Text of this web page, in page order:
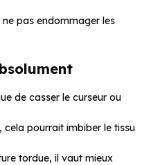
pas endommager les
de casser le curseur ou
cela pourrait imbiber le tissu
tordue, il vaut mieux